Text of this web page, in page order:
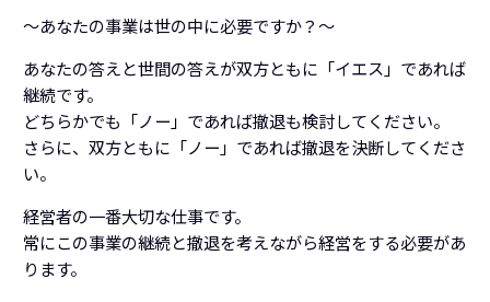
～あなたの事業は世の中に必要ですか？～
あなたの答えと世間の答えが双方ともに「イエス」であれば
継続です。
どちらかでも「ノー」であれば撤退も検討してください。
さらに、双方ともに「ノー」であれば撤退を決断してくださ
い。
経営者の一番大切な仕事です。
常にこの事業の継続と撤退を考えながら経営をする必要があ
ります。